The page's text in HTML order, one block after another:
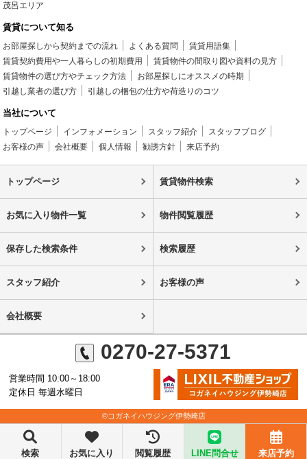
茂呂エリア
賃貸について知る
お部屋探しから契約までの流れ よくある質問
賃貸用語集
賃貸契約費用や一人暮らしの初期費用
賃貸物件の間取り図や資料の見方
賃貸物件の選び方やチェック方法
お部屋探しにオススメの時期
引越し業者の選び方
引越しの梱包の仕方や荷造りのコツ
当社について
トップページ インフォメーション スタッフ紹介
スタッフブログ
お客様の声
会社概要 個人情報 勧誘方針 来店予約
トップページ 賃貸物件検索
お気に入り物件一覧 物件閲覧履歴
保存した検索条件 検索履歴
スタッフ紹介 お客様の声
会社概要
0270-27-5371
営業時間 10:00～18:00
定休日 毎週水曜日
©コガネイハウジング伊勢崎店
検索 お気に入り 閲覧履歴 LINE問合せ 来店予約